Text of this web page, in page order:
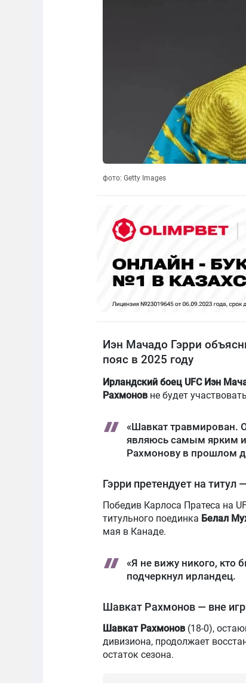
фото: Getty Images
Иэн Мачадо Гэрри
пояс в 2025 году
Ирландский боец UFC Иэн
Рахмонов не будет
«Шавкат травмирован.
являюсь самым ярким
Рахмонову в прошлом
Гэрри претендует на титул
Победив Карлоса Пратеса на
титульного поединка Белал
мая в Канаде.
«Я не вижу никого, кто
подчеркнул ирландец.
Шавкат Рахмонов — вне
Шавкат Рахмонов (18-0),
дивизиона, продолжает
остаток сезона.